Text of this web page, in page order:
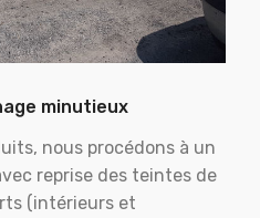
minutieux
nous procédons à un
reprise des teintes de
(intérieurs et